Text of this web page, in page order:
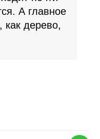
А главное
дерево,